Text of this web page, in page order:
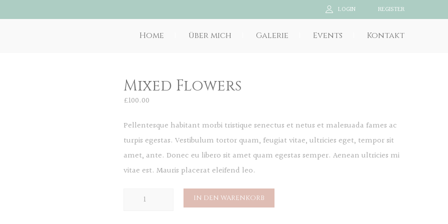
REGISTER
LOGIN
Home über mich Galerie Events Kontakt
Mixed Flowers
£100.00
Pellentesque habitant morbi tristique senectus et netus et malesuada fames ac
turpis egestas. Vestibulum tortor quam, feugiat vitae, ultricies eget, tempor sit
amet, ante. Donec eu libero sit amet quam egestas semper. Aenean ultricies mi
vitae est. Mauris placerat eleifend leo.
IN DEN WARENKORB